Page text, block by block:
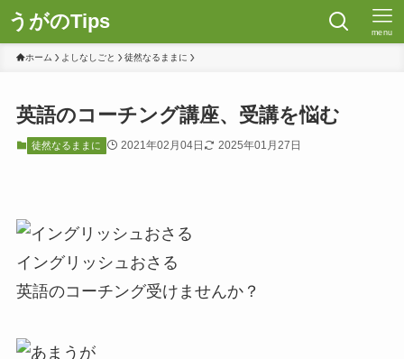
うがのTips menu
ホーム よしなしごと 徒然なるままに
英語のコーチング講座、受講を悩む
徒然なるままに 2021年02月04日 2025年01月27日
イングリッシュおさる
英語のコーチング受けませんか？